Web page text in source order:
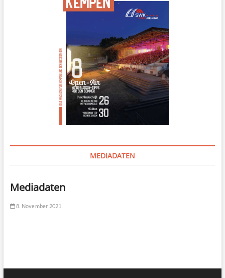
MEDIADATEN
Mediadaten
8. November 2021